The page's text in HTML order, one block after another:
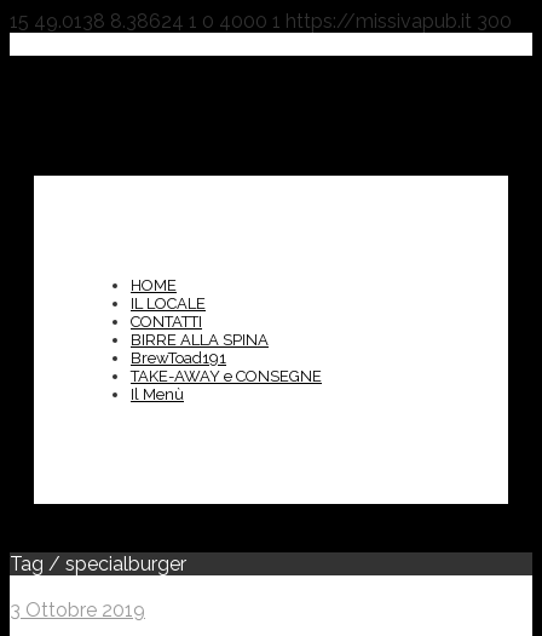
15 49.0138 8.38624 1 0 4000 1 https://missivapub.it 300
HOME
IL LOCALE
CONTATTI
BIRRE ALLA SPINA
BrewToad191
TAKE-AWAY e CONSEGNE
Il Menù
Tag / specialburger
3 Ottobre 2019